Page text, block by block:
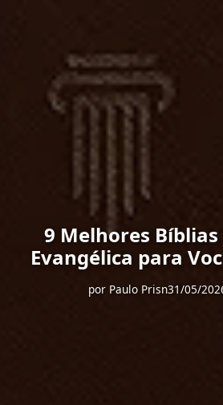
9 Melhores Bíblias
Evangélica para
por Paulo Prisn31/05/